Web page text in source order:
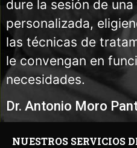
dure la sesión de
personalizada,
las técnicas de
le convengan en
necesidades.
Dr. Antonio Moro
NUESTROS SERVICIOS